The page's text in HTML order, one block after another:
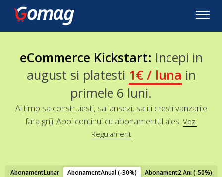
eCommerce Kickstart: Incepi in
august si platesti 1€ / luna in
primele 6 luni.
Ai timp sa construiesti, sa lansezi, sa iti cresti vanzarile
fara griji. Apoi continui cu abonamentul ales. Vezi
Regulament
AbonamentLunar AbonamentAnual (-30%) Abonament2 Ani (-50%)